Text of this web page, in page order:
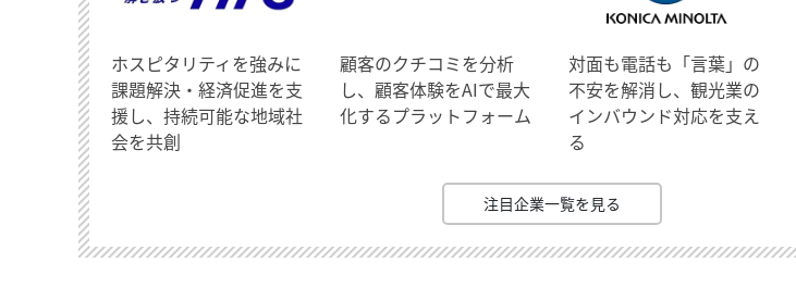
ホスピタリティを強みに
課題解決・経済促進を支
援し、持続可能な地域社
会を共創
顧客のクチコミを分析
し、顧客体験をAIで最大
化するプラットフォーム
対面も電話も「言葉」の
不安を解消し、観光業の
インバウンド対応を支え
る
注目企業一覧を見る